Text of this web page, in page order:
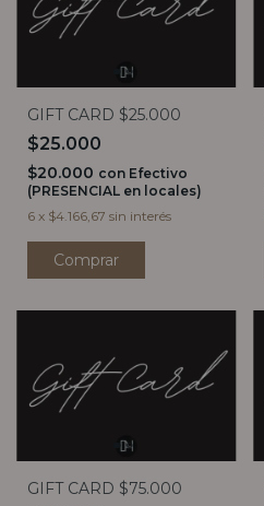
GIFT CARD $25.000
$25.000
$20.000 con Efectivo
(PRESENCIAL en locales)
6 x $4.166,67 sin interés
GIFT CARD $75.000